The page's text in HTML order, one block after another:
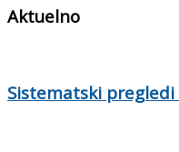
Aktuelno
Sistematski